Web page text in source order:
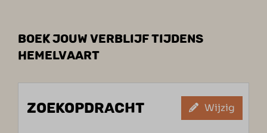
BOEK JOUW VERBLIJF TIJDENS
HEMELVAART
ZOEKOPDRACHT Wijzig